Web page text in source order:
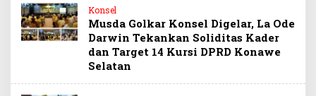
Konsel
Musda Golkar Konsel Digelar, La Ode
Darwin Tekankan Soliditas Kader
dan Target 14 Kursi DPRD Konawe
Selatan